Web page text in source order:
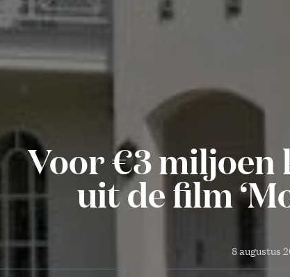
Voor €3 miljoen
uit de film
8 augustus